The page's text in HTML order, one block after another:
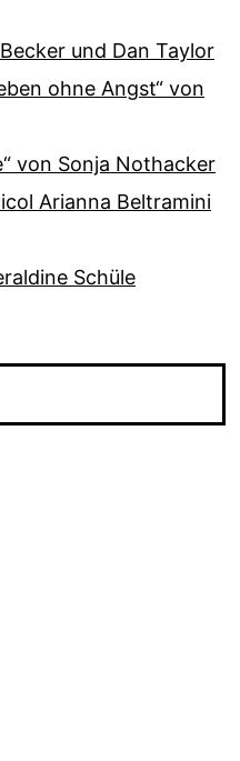
und Dan Taylor
ohne Angst“ von
von Sonja Nothacker
Arianna Beltramini
Schüle